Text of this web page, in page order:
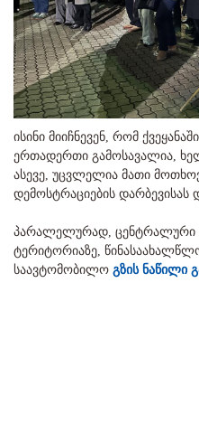
ისინი მიიჩნევენ, რომ
ერთადერთი გამოსავალია,
ასევე, უცვლელია მათი
დემოსტრაციების დარბევისას
პარალელურად, ცენტრალური
ტერიტორიაზე,
საავტომობილო გზის ნაწილი